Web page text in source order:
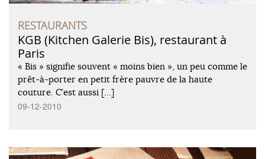
RESTAURANTS
KGB (Kitchen Galerie Bis), restaurant à
Paris
« Bis » signifie souvent « moins bien », un peu comme le
prêt-à-porter en petit frère pauvre de la haute
couture. C’est aussi […]
09-12-2010